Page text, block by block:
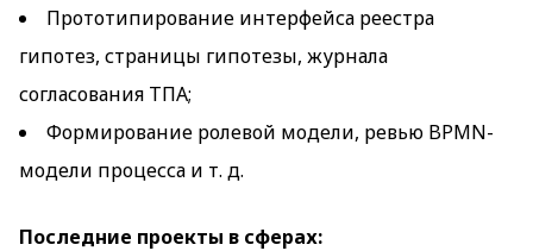
Прототипирование интерфейса реестра
гипотез, страницы гипотезы, журнала
согласования ТПА;
Формирование ролевой модели, ревью BPMN-
модели процесса и т. д.
Последние проекты в сферах: